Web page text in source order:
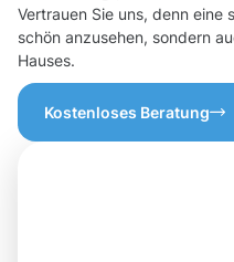
Vertrauen Sie uns, denn eine
schön anzusehen, sondern
Hauses.
Kostenloses Beratung